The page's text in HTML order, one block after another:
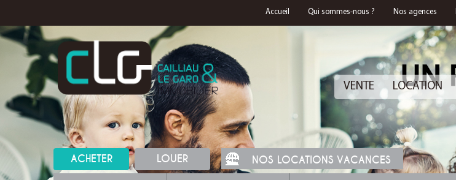
Accueil Qui sommes-nous ? Nos agences
VENTE LOCATION
ACHETER LOUER NOS LOCATIONS VACANCES